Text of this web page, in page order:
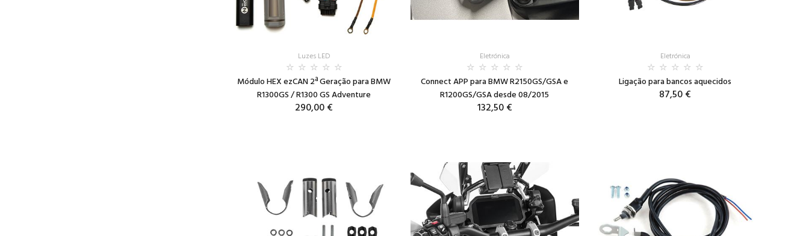
Luzes LED
Módulo HEX ezCAN 2ª Geração para BMW
R1300GS / R1300 GS Adventure
290,00 €
Eletrónica
Connect APP para BMW R2150GS/GSA e
R1200GS/GSA desde 08/2015
132,50 €
Eletrónica
Ligação para bancos aquecidos
87,50 €